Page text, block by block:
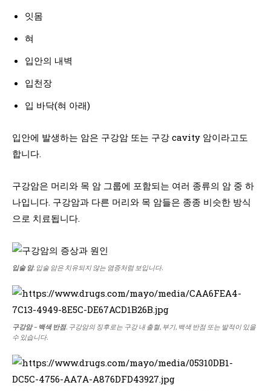
잇몸
혀
입안의 내벽
입천장
입 바닥(혀 아래)
입안에 발생하는 암은 구강암 또는 구강 cavity 암이라고도
합니다.
구강암은 머리와 목 암 그룹에 포함되는 여러 종류의 암 중 하
나입니다. 구강암과 다른 머리와 목 암들은 종종 비슷한 방식
으로 치료됩니다.
입술 암. 입술 암은 치유되지 않는 염증처럼 보입니다.
구강암 – 백색 반점. 구강암의 징후로는 구강 내 출혈, 부기, 백색 반점 또는 발적이 있을
수 있습니다.